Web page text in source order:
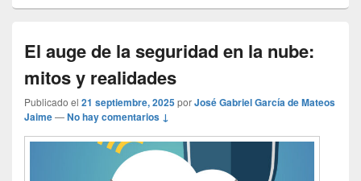
El auge de la seguridad en la nube:
mitos y realidades
Publicado el 21 septiembre, 2025porJosé Gabriel García de Mateos
Jaime—No hay comentarios ↓